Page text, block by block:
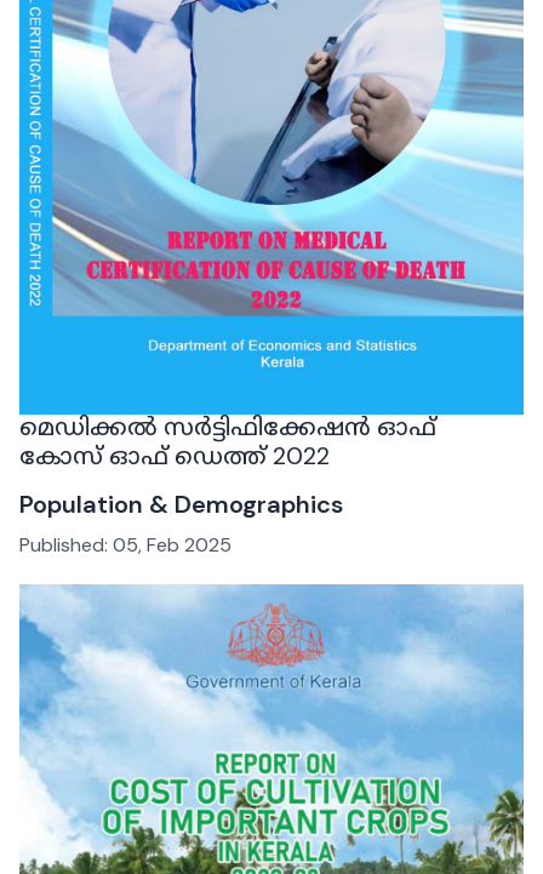
മെഡിക്കൽ സർട്ടിഫിക്കേഷൻ ഓഫ്
കോസ് ഓഫ് ഡെത്ത് 2022
Population & Demographics
Published: 05, Feb 2025